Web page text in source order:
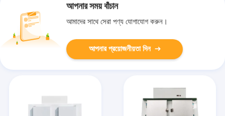
আপনার সময় বাঁচান
আমাদের সাথে সেরা পণ্য যোগাযোগ করুন।
আপনার প্রয়োজনীয়তা দিন